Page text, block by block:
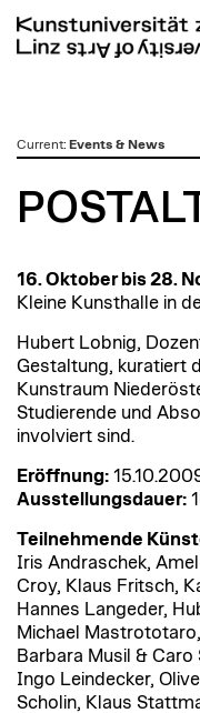
zumCurrent: Events & News
16. Oktober bis 28.
Kleine Kunsthalle in
Hubert Lobnig,
Gestaltung, kuratiert
Kunstraum
Studierende und
involviert sind.
Eröffnung:
Ausstellungsdauer:
Teilnehmende
Iris Andraschek,
Croy, Klaus Fritsch,
Hannes Langeder,
Michael
Barbara Musil &
Ingo Leindecker,
Scholin, Klaus